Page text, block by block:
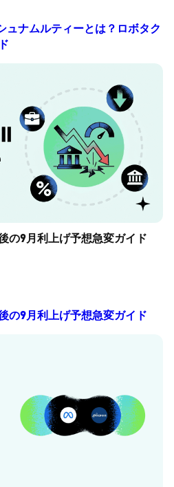
ナムルティーとは？ロボタク
の9月利上げ予想急変ガイド
の9月利上げ予想急変ガイド